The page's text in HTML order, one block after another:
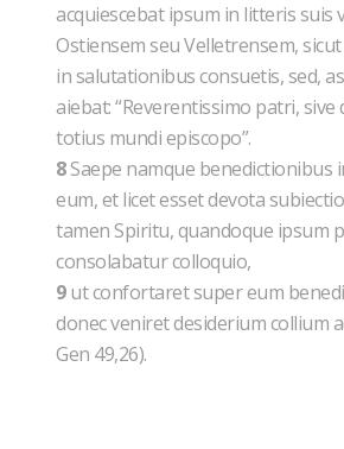
acquiescebat ipsum in litteris suis
Ostiensem seu Velletrensem,
in salutationibus consuetis, sed,
aiebat: “Reverentissimo patri,
totius mundi episcopo”.
8Saepe namque benedictionibus
eum, et licet esset devota
tamen Spiritu, quandoque ipsum
consolabatur colloquio,
9ut confortaret super eum
donec veniret desiderium collium
Gen 49,26).